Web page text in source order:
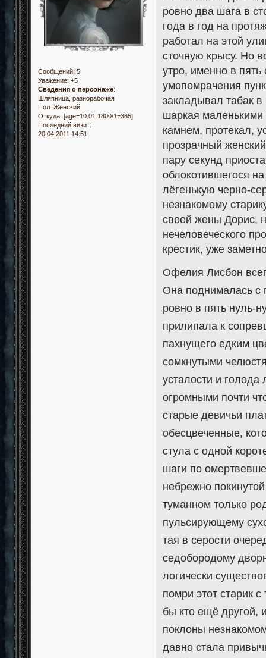
Сообщений: 5
Уважение: +5
Сведения о персонаже:
Шляпница, разнорабочая
Пол: Женский
Откуда: [age=10.01.1800/1=365]
Последний визит:
20.04.2011 14:51
ровно два шага в
года в год на
работал на этой
сточную крысу. Но
утро, именно в
умопомрачения
закладывал табак в
шаркая
камнем, протекал,
прозрачный
пару секунд
облокотившегося
лёгенькую черно-
незнакомому
своей жены Дорис,
нечеловеческого
крестик, уже
Офелия Лисбон
Она поднималась с
ровно в пять нуль-
прилипала к
пахнущего едким
сомкнутыми
усталости и
огромными почти
старые девичьи
обесцвеченные,
стула с одной
шаги по
небрежно
туманном только
пульсирующему
тая в серости
седобородому
логически
помри этот старик
бы кто ещё другой,
поклоны
давно стала